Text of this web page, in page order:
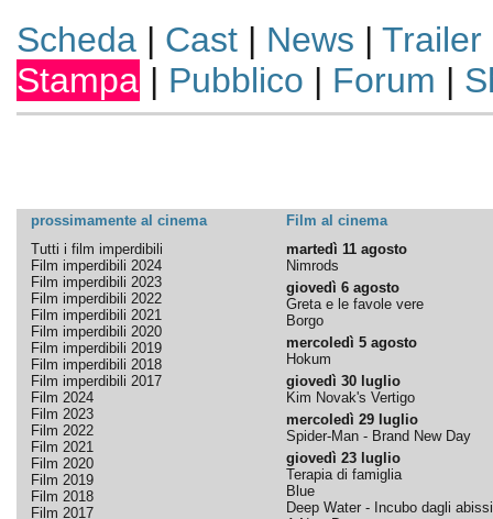
Scheda| Cast| News | Trailer
Stampa | Pubblico | Forum |
prossimamente al cinema
Film al cinema
Tutti i film imperdibili
Film imperdibili 2024
Film imperdibili 2023
Film imperdibili 2022
Film imperdibili 2021
Film imperdibili 2020
Film imperdibili 2019
Film imperdibili 2018
Film imperdibili 2017
Film 2024
Film 2023
Film 2022
Film 2021
Film 2020
Film 2019
Film 2018
Film 2017
martedì 11 agosto
Nimrods
giovedì 6 agosto
Greta e le favole vere
Borgo
mercoledì 5 agosto
Hokum
giovedì 30 luglio
Kim Novak's Vertigo
mercoledì 29 luglio
Spider-Man - Brand New Day
giovedì 23 luglio
Terapia di famiglia
Blue
Deep Water - Incubo dagli abissi